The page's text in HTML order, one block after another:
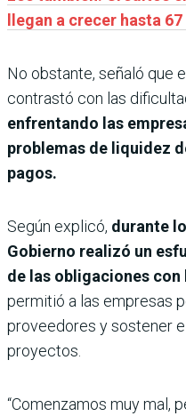
llegan a crecer hasta 67
No obstante, señaló que
contrastó con las
enfrentando las
problemas de liquidez
pagos.
Según explicó, durante
Gobierno realizó un
de las obligaciones
permitió a las empresas
proveedores y sostener
proyectos.
“Comenzamos muy mal,